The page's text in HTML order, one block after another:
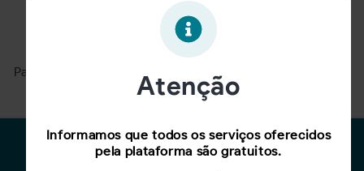
Oportunidade expirada!
Para ver mais, acesse a página
Para Candidatos
Atenção
Informamos que todos os serviços oferecidos
pela plataforma são gratuitos.